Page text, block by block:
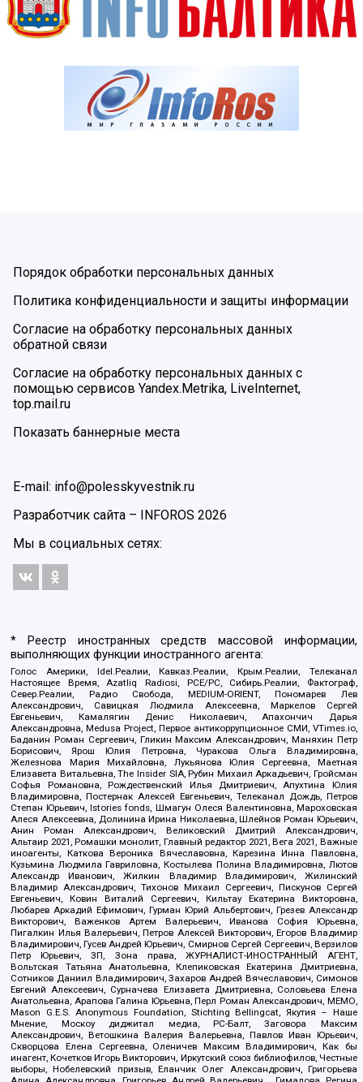
Порядок обработки персональных данных
Политика конфиденциальности и защиты информации
Согласие на обработку персональных данных
обратной связи
Согласие на обработку персональных данных с
помощью сервисов Yandex.Metrika, LiveInternet,
top.mail.ru
Показать баннерные места
E-mail: info@polesskyvestnik.ru
Разработчик сайта – INFOROS 2026
Мы в социальных сетях:
* Реестр иностранных средств массовой информации,
выполняющих функции иностранного агента:
Голос Америки, Idel.Реалии, Кавказ.Реалии, Крым.Реалии, Телеканал
Настоящее Время, Azatliq Radiosi, PCE/PC, Сибирь.Реалии, Фактограф,
Север.Реалии, Радио Свобода, MEDIUM-ORIENT, Пономарев Лев
Александрович, Савицкая Людмила Алексеевна, Маркелов Сергей
Евгеньевич, Камалягин Денис Николаевич, Апахончич Дарья
Александровна, Medusa Project, Первое антикоррупционное СМИ, VTimes.io,
Баданин Роман Сергеевич, Гликин Максим Александрович, Маняхин Петр
Борисович, Ярош Юлия Петровна, Чуракова Ольга Владимировна,
Железнова Мария Михайловна, Лукьянова Юлия Сергеевна, Маетная
Елизавета Витальевна, The Insider SIA, Рубин Михаил Аркадьевич, Гройсман
Софья Романовна, Рождественский Илья Дмитриевич, Апухтина Юлия
Владимировна, Постернак Алексей Евгеньевич, Телеканал Дождь, Петров
Степан Юрьевич, Istories fonds, Шмагун Олеся Валентиновна, Мароховская
Алеся Алексеевна, Долинина Ирина Николаевна, Шлейнов Роман Юрьевич,
Анин Роман Александрович, Великовский Дмитрий Александрович,
Альтаир 2021, Ромашки монолит, Главный редактор 2021, Вега 2021, Важные
иноагенты, Каткова Вероника Вячеславовна, Карезина Инна Павловна,
Кузьмина Людмила Гавриловна, Костылева Полина Владимировна, Лютов
Александр Иванович, Жилкин Владимир Владимирович, Жилинский
Владимир Александрович, Тихонов Михаил Сергеевич, Пискунов Сергей
Евгеньевич, Ковин Виталий Сергеевич, Кильтау Екатерина Викторовна,
Любарев Аркадий Ефимович, Гурман Юрий Альбертович, Грезев Александр
Викторович, Важенков Артем Валерьевич, Иванова София Юрьевна,
Пигалкин Илья Валерьевич, Петров Алексей Викторович, Егоров Владимир
Владимирович, Гусев Андрей Юрьевич, Смирнов Сергей Сергеевич, Верзилов
Петр Юрьевич, ЗП, Зона права, ЖУРНАЛИСТ-ИНОСТРАННЫЙ АГЕНТ,
Вольтская Татьяна Анатольевна, Клепиковская Екатерина Дмитриевна,
Сотников Даниил Владимирович, Захаров Андрей Вячеславович, Симонов
Евгений Алексеевич, Сурначева Елизавета Дмитриевна, Соловьева Елена
Анатольевна, Арапова Галина Юрьевна, Перл Роман Александрович, МЕМО,
Mason G.E.S. Anonymous Foundation, Stichting Bellingcat, Якутия – Наше
Мнение, Москоу диджитал медиа, РС-Балт, Заговора Максим
Александрович, Ветошкина Валерия Валерьевна, Павлов Иван Юрьевич,
Скворцова Елена Сергеевна, Оленичев Максим Владимирович, Как бы
инагент, Кочетков Игорь Викторович, Иркутский союз библиофилов, Честные
выборы, Нобелевский призыв, Еланчик Олег Александрович, Григорьева